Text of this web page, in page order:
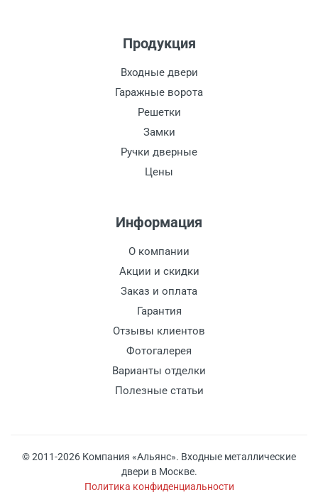
Продукция
Входные двери
Гаражные ворота
Решетки
Замки
Ручки дверные
Цены
Информация
О компании
Акции и скидки
Заказ и оплата
Гарантия
Отзывы клиентов
Фотогалерея
Варианты отделки
Полезные статьи
© 2011-2026 Компания «Альянс». Входные металлические
двери в Москве.
Политика конфиденциальности